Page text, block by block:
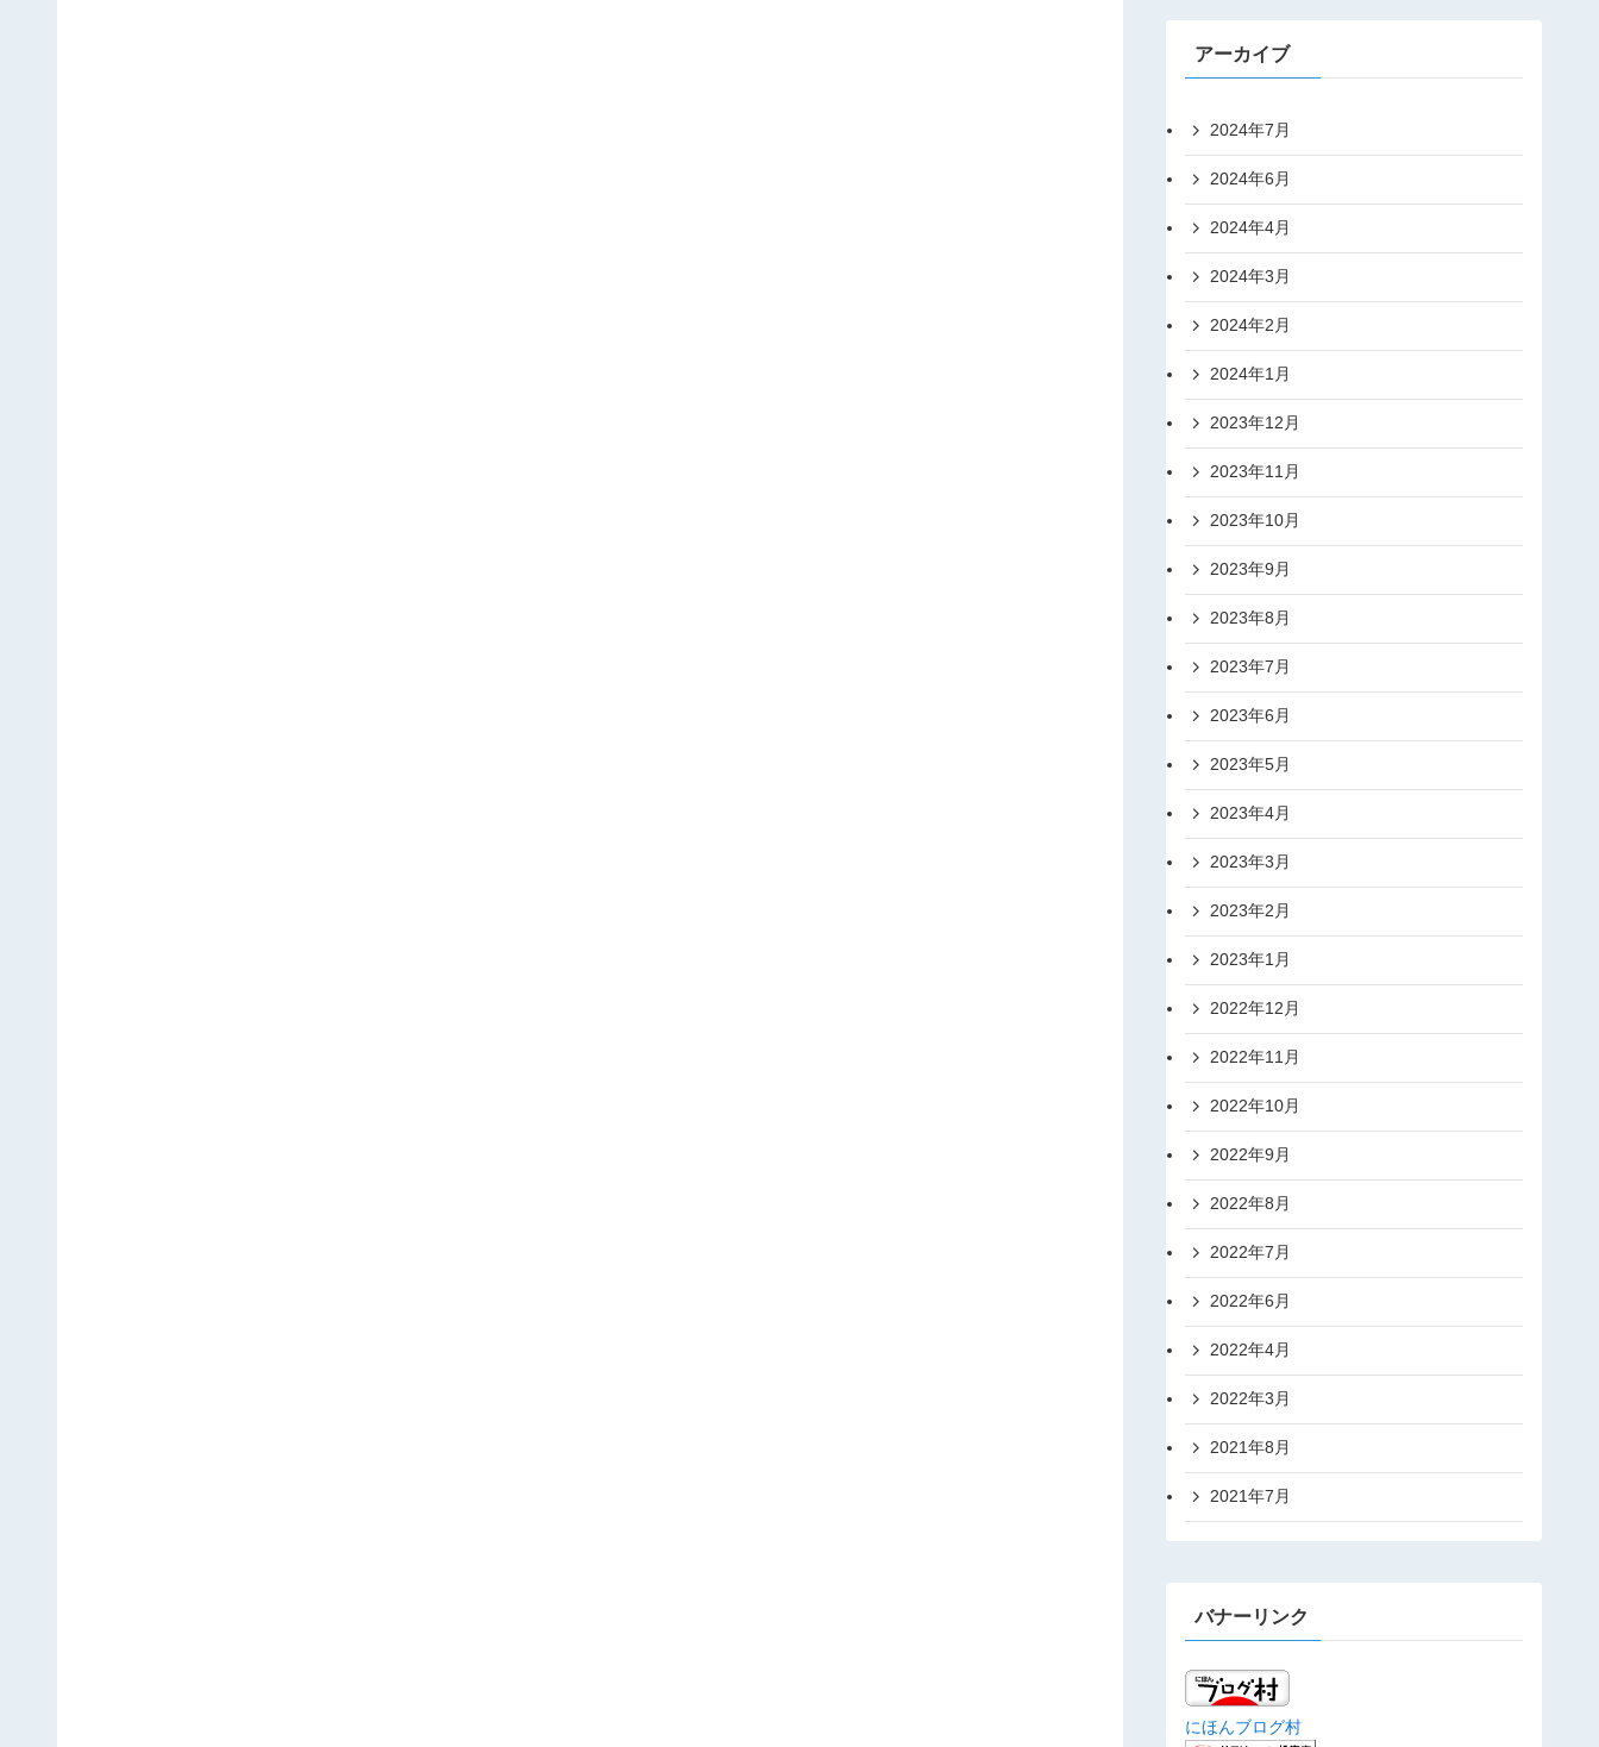
アーカイブ
2024年7月
2024年6月
2024年4月
2024年3月
2024年2月
2024年1月
2023年12月
2023年11月
2023年10月
2023年9月
2023年8月
2023年7月
2023年6月
2023年5月
2023年4月
2023年3月
2023年2月
2023年1月
2022年12月
2022年11月
2022年10月
2022年9月
2022年8月
2022年7月
2022年6月
2022年4月
2022年3月
2021年8月
2021年7月
バナーリンク
にほんブログ村